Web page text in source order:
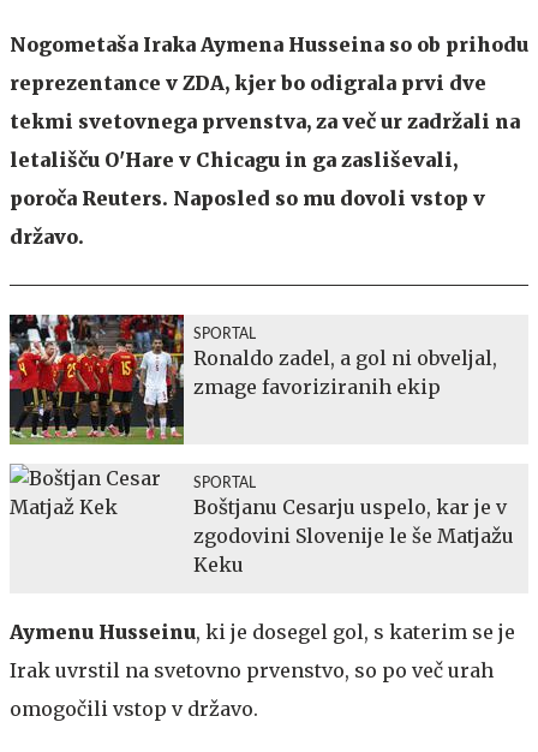
Nogometaša Iraka Aymena Husseina so ob prihodu
reprezentance v ZDA, kjer bo odigrala prvi dve
tekmi svetovnega prvenstva, za več ur zadržali na
letališču O'Hare v Chicagu in ga zasliševali,
poroča Reuters. Naposled so mu dovoli vstop v
državo.
SPORTAL
Ronaldo zadel, a gol ni obveljal,
zmage favoriziranih ekip
SPORTAL
Boštjanu Cesarju uspelo, kar je v
zgodovini Slovenije le še Matjažu
Keku
Aymenu Husseinu, ki je dosegel gol, s katerim se je
Irak uvrstil na svetovno prvenstvo, so po več urah
omogočili vstop v državo.